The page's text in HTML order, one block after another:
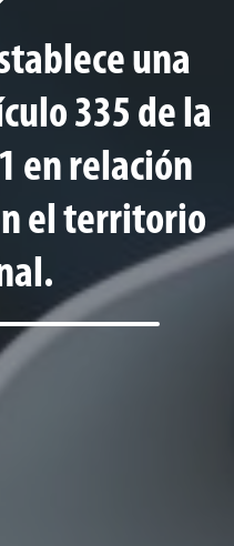
una
335 de la
en relación
el territorio